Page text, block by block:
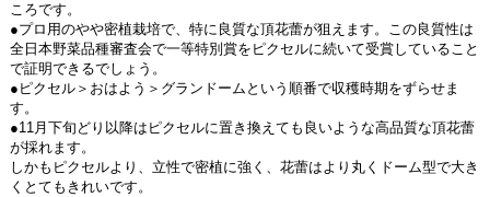
ころです。
●プロ用のやや密植栽培で、特に良質な頂花蕾が狙えます。この良質性は
全日本野菜品種審査会で一等特別賞をピクセルに続いて受賞していること
で証明できるでしょう。
●ピクセル＞おはよう＞グランドームという順番で収穫時期をずらせま
す。
●11月下旬どり以降はピクセルに置き換えても良いような高品質な頂花蕾
が採れます。
しかもピクセルより、立性で密植に強く、花蕾はより丸くドーム型で大き
くとてもきれいです。